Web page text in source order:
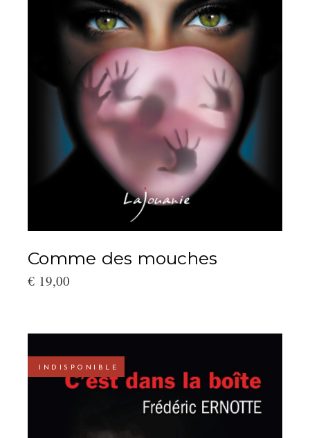
LIRE LA SUITE
Comme des mouches
€ 19,00
INDISPONIBLE